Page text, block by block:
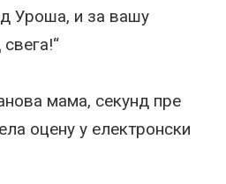
Уроша, и за вашу
мама, секунд пре
оцену у електронски